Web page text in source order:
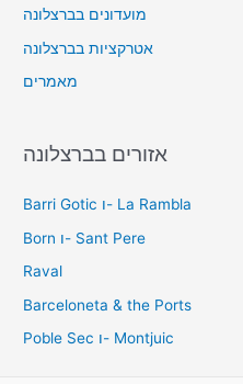
מועדונים בברצלונה
אטרקציות בברצלונה
מאמרים
אזורים בברצלונה
Barri Gotic ו- La Rambla
Born ו- Sant Pere
Raval
Barceloneta & the Ports
Poble Sec ו- Montjuic